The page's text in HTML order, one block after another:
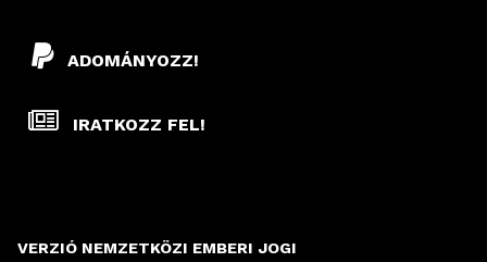
VERZIÓ NEMZETKÖZI EMBERI JOGI
ADOMÁNYOZZ!
IRATKOZZ FEL!